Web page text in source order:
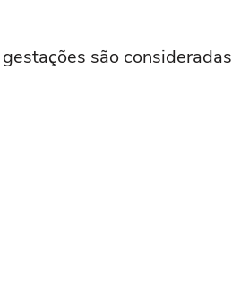
são consideradas